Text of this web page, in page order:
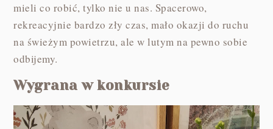
mieli co robić, tylko nie u nas. Spacerowo,
rekreacyjnie bardzo zły czas, mało okazji do ruchu
na świeżym powietrzu, ale w lutym na pewno sobie
odbijemy.
Wygrana w konkursie